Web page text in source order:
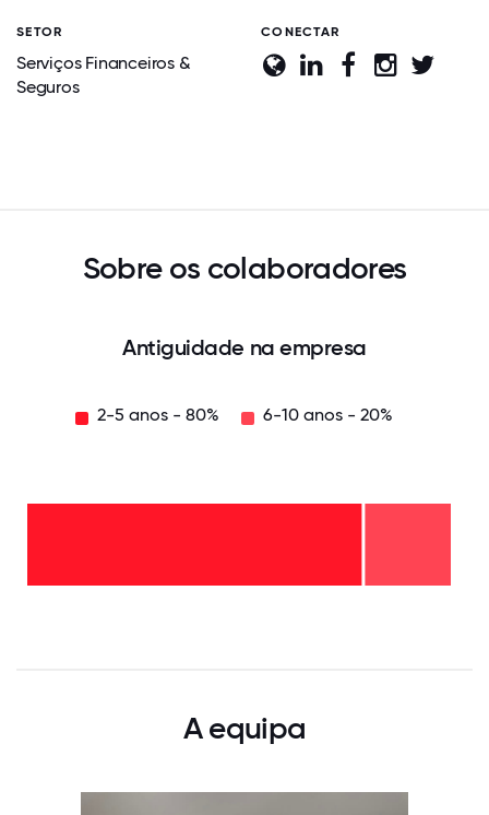
SETOR
Serviços Financeiros &
Seguros
CONECTAR
Sobre os colaboradores
Antiguidade na empresa
2-5 anos - 80% 6-10 anos - 20%
A equipa